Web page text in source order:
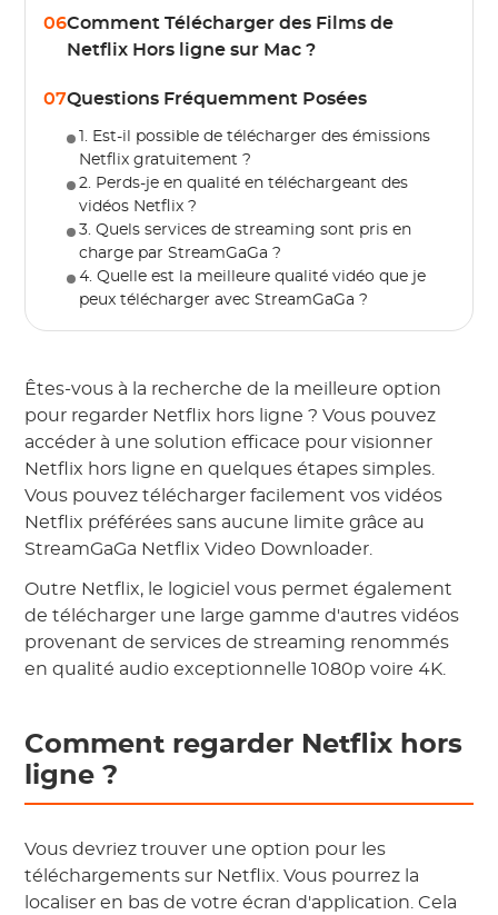
06Comment Télécharger des Films de
Netflix Hors ligne sur Mac ?
07Questions Fréquemment Posées
1. Est-il possible de télécharger des émissions
Netflix gratuitement ?
2. Perds-je en qualité en téléchargeant des
vidéos Netflix ?
3. Quels services de streaming sont pris en
charge par StreamGaGa ?
4. Quelle est la meilleure qualité vidéo que je
peux télécharger avec StreamGaGa ?
Êtes-vous à la recherche de la meilleure option
pour regarder Netflix hors ligne ? Vous pouvez
accéder à une solution efficace pour visionner
Netflix hors ligne en quelques étapes simples.
Vous pouvez télécharger facilement vos vidéos
Netflix préférées sans aucune limite grâce au
StreamGaGa Netflix Video Downloader.
Outre Netflix, le logiciel vous permet également
de télécharger une large gamme d'autres vidéos
provenant de services de streaming renommés
en qualité audio exceptionnelle 1080p voire 4K.
Comment regarder Netflix hors
ligne ?
Vous devriez trouver une option pour les
téléchargements sur Netflix. Vous pourrez la
localiser en bas de votre écran d'application. Cela